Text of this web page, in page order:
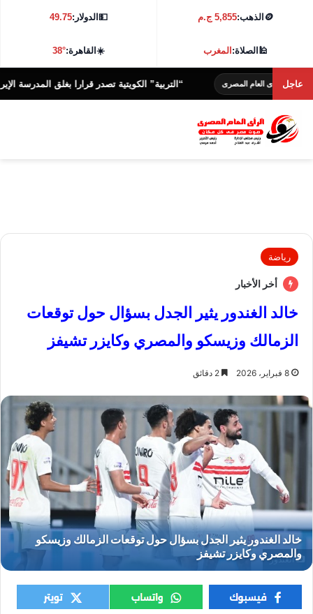
🪙 الذهب:5,855 ج.م 💵الدولار:49.75
🕌الصلاة:المغرب ☀️القاهرة:38°
عاجل
العام المصرى “التربية” الكويتية تصدر قرارا بغلق المدرسة الإيرانية
رياضة
أخر الأخبار
خالد الغندور يثير الجدل بسؤال حول توقعات
الزمالك وزيسكو والمصري وكايزر تشيفز
8 فبراير، 2026
الغندور